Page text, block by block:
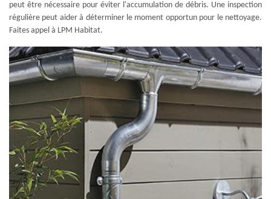
peut être nécessaire pour éviter l'accumulation de débris. Une inspection
régulière peut aider à déterminer le moment opportun pour le nettoyage.
Faites appel à LPM Habitat.